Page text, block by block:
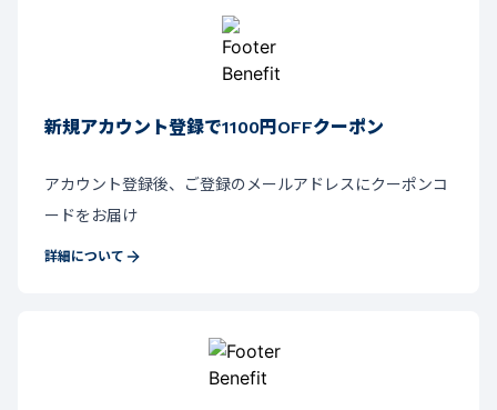
新規アカウント登録で1100円OFFクーポン
アカウント登録後、ご登録のメールアドレスにクーポンコ
ードをお届け
詳細について